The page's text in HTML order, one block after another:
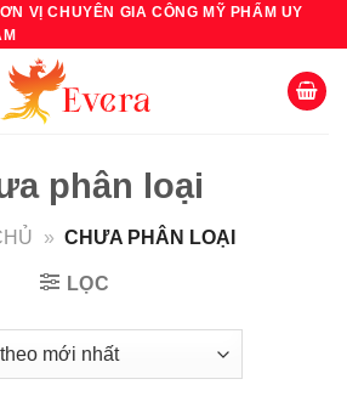
VỊ CHUYÊN GIA CÔNG MỸ PHẨM UY
phân loại
» CHƯA PHÂN LOẠI
LỌC